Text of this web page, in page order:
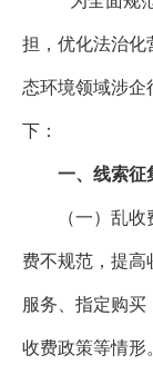
担，优化法治化
态环境领域涉企
下 ：
一、线索征
（一）乱收费
费不规范，提高
服务、指定购
收费政策等情形